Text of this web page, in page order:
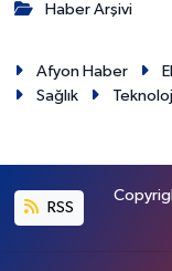
Haber Arşivi
Afyon Haber
Sağlık
RSS